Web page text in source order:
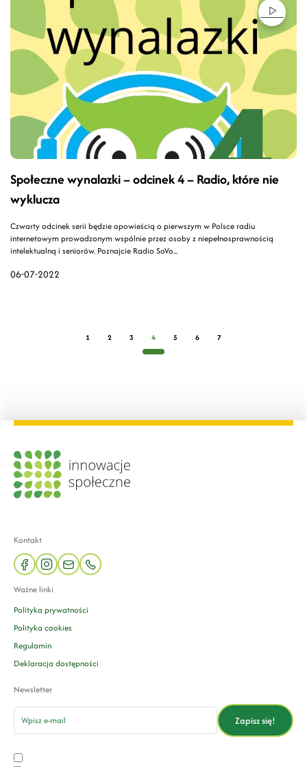
06-07-2022
Społeczne wynalazki – odcinek 4 – Radio, które nie
wyklucza
Czwarty odcinek serii będzie opowieścią o pierwszym w Polsce radiu
internetowym prowadzonym wspólnie przez osoby z niepełnosprawnością
intelektualną i seniorów. Poznajcie Radio SoVo...
1 2 3 4 5 6 7
Kontakt
facebookinstagram
mail phone
Ważne linki
Polityka prywatności
Polityka cookies
Regulamin
Deklaracja dostępności
Newsletter
email
Zapisz się!